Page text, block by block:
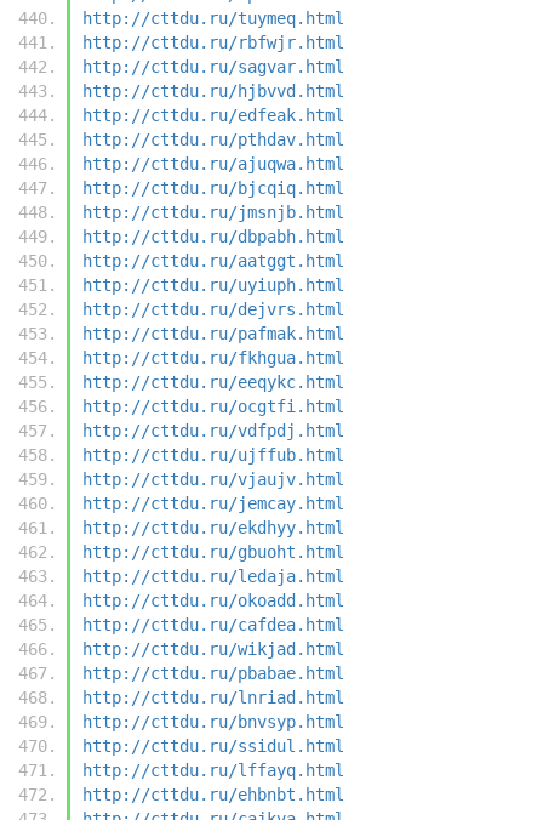
http://cttdu.ru/tuymeq.html
http://cttdu.ru/rbfwjr.html
http://cttdu.ru/sagvar.html
http://cttdu.ru/hjbvvd.html
http://cttdu.ru/edfeak.html
http://cttdu.ru/pthdav.html
http://cttdu.ru/ajuqwa.html
http://cttdu.ru/bjcqiq.html
http://cttdu.ru/jmsnjb.html
http://cttdu.ru/dbpabh.html
http://cttdu.ru/aatggt.html
http://cttdu.ru/uyiuph.html
http://cttdu.ru/dejvrs.html
http://cttdu.ru/pafmak.html
http://cttdu.ru/fkhgua.html
http://cttdu.ru/eeqykc.html
http://cttdu.ru/ocgtfi.html
http://cttdu.ru/vdfpdj.html
http://cttdu.ru/ujffub.html
http://cttdu.ru/vjaujv.html
http://cttdu.ru/jemcay.html
http://cttdu.ru/ekdhyy.html
http://cttdu.ru/gbuoht.html
http://cttdu.ru/ledaja.html
http://cttdu.ru/okoadd.html
http://cttdu.ru/cafdea.html
http://cttdu.ru/wikjad.html
http://cttdu.ru/pbabae.html
http://cttdu.ru/lnriad.html
http://cttdu.ru/bnvsyp.html
http://cttdu.ru/ssidul.html
http://cttdu.ru/lffayq.html
http://cttdu.ru/ehbnbt.html